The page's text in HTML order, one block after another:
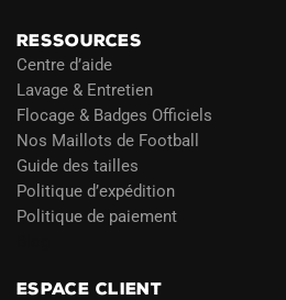
RESSOURCES
Centre d’aide
Lavage & Entretien
Flocage & Badges Officiels
Nos Maillots de Football
Guide des tailles
Politique d’expédition
Politique de paiement
ESPACE CLIENT